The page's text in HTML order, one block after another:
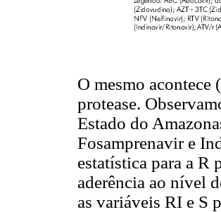
O mesmo acontece (
protease.
Estado do
Fosamprenavir e
estatística para a R
aderência ao nível
as variáveis RI e S